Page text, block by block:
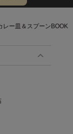
レー皿＆スプーンBOOK